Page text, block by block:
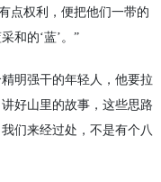
点权利，便把他们一带的
和的‘蓝’。”
明强干的年轻人，他要拉
好山里的故事，这些思路
们来经过处，不是有个八